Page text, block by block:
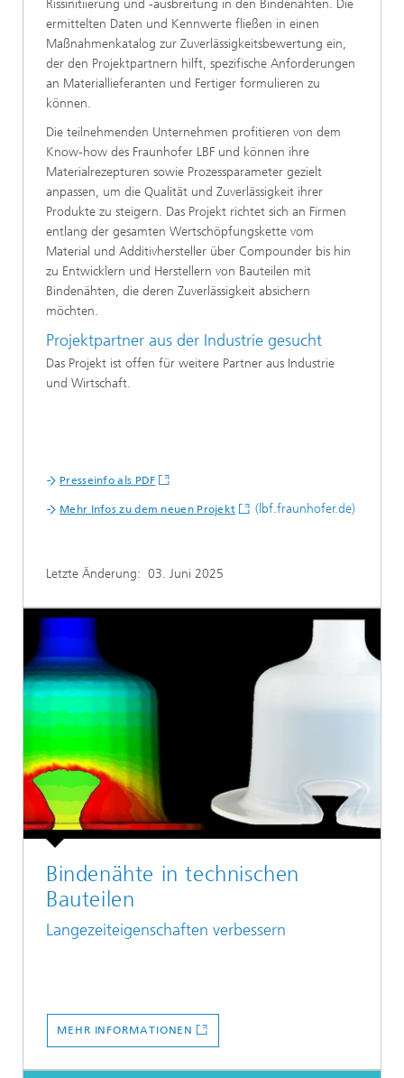
Rissinitiierung und -ausbreitung in den Bindenähten. Die
ermittelten Daten und Kennwerte fließen in einen
Maßnahmenkatalog zur Zuverlässigkeitsbewertung ein,
der den Projektpartnern hilft, spezifische Anforderungen
an Materiallieferanten und Fertiger formulieren zu
können.
Die teilnehmenden Unternehmen profitieren von dem
Know-how des Fraunhofer LBF und können ihre
Materialrezepturen sowie Prozessparameter gezielt
anpassen, um die Qualität und Zuverlässigkeit ihrer
Produkte zu steigern. Das Projekt richtet sich an Firmen
entlang der gesamten Wertschöpfungskette vom
Material und Additivhersteller über Compounder bis hin
zu Entwicklern und Herstellern von Bauteilen mit
Bindenähten, die deren Zuverlässigkeit absichern
möchten.
Projektpartner aus der Industrie gesucht
Das Projekt ist offen für weitere Partner aus Industrie
und Wirtschaft.
Presseinfo als PDF
Mehr Infos zu dem neuen Projekt (lbf.fraunhofer.de)
Letzte Änderung: 03. Juni 2025
Bindenähte in technischen
Bauteilen
Langezeiteigenschaften verbessern
MEHR INFORMATIONEN